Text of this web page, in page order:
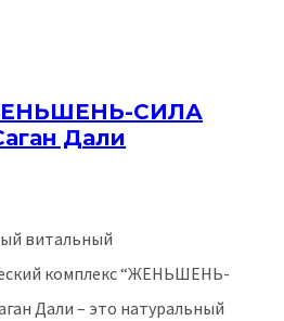
СИЛА
Дали
витальный
комплекс “ЖЕНЬШЕНЬ-
Дали – это натуральный